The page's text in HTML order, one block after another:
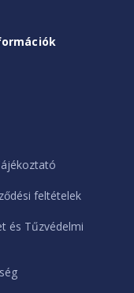
feltételek
és Tűzvédelmi